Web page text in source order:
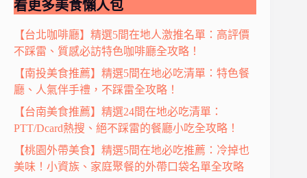
看更多美食懶人包
【台北咖啡廳】精選5間在地人激推名單：高評價
不踩雷、質感必訪特色咖啡廳全攻略！
【南投美食推薦】精選5間在地必吃清單：特色餐
廳、人氣伴手禮，不踩雷全攻略！
【台南美食推薦】精選24間在地必吃清單：
PTT/Dcard熱搜、絕不踩雷的餐廳小吃全攻略！
【桃園外帶美食】精選5間在地必吃推薦：冷掉也
美味！小資族、家庭聚餐的外帶口袋名單全攻略